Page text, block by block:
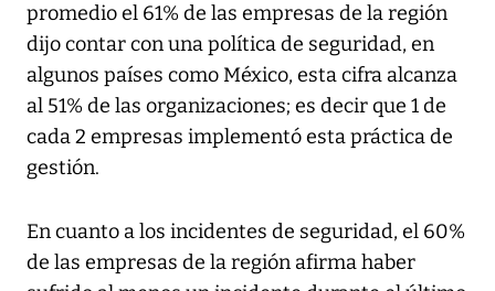
promedio el 61% de las empresas de la región
dijo contar con una política de seguridad, en
algunos países como México, esta cifra alcanza
al 51% de las organizaciones; es decir que 1 de
cada 2 empresas implementó esta práctica de
gestión.
En cuanto a los incidentes de seguridad, el 60%
de las empresas de la región afirma haber